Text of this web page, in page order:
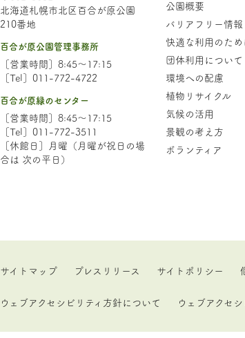
北海道札幌市北区百合が原公園
210番地
百合が原公園管理事務所
［営業時間］8:45～17:15
［Tel］011-772-4722
百合が原緑のセンター
［営業時間］8:45～17:15
［Tel］011-772-3511
［休館日］月曜（月曜が祝日の場
合は 次の平日）
公園概要
バリアフリー情報
快適な利用のため
団体利用について
環境への配慮
植物リサイクル
気候の活用
景観の考え方
ボランティア
サイトマップ プレスリリース サイトポリシー
ウェブアクセシビリティ方針について ウェブアクセ